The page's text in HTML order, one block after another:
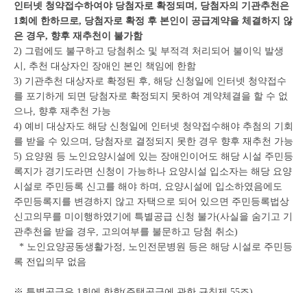
인터넷 청약접수하여야 당첨자로 확정되며, 당첨자의 기관추천은
1회에 한하므로, 당첨자로 확정 후 본인이 공급계약을 체결하지 않
은 경우, 향후 재추천이 불가함
2) 그럼에도 불구하고 당첨취소 및 부적격 처리되어 불이익 발생
시, 추천 대상자인 장애인 본인 책임에 한함
3) 기관추천 대상자로 확정된 후, 해당 신청일에 인터넷 청약접수
를 포기하게 되면 당첨자로 확정되지 못하여 계약체결을 할 수 없
으나, 향후 재추천 가능
4) 예비 대상자도 해당 신청일에 인터넷 청약접수해야 추첨의 기회
를 받을 수 있으며, 당첨자로 결정되지 못한 경우 향후 재추천 가능
5) 요양원 등 노인요양시설에 있는 장애인이어도 해당 시설 주민등
록지가 경기도라면 신청이 가능하나 요양시설 입소자는 해당 요양
시설로 주민등록 신고를 해야 하며, 요양시설에 입소하였음에도
주민등록지를 변경하지 않고 자택으로 되어 있으면 주민등록법상
신고의무를 미이행하였기에 특별공급 신청 불가(사실을 숨기고 기
관추천을 받을 경우, 고의여부를 불문하고 당첨 취소)
* 노인요양공동생활가정, 노인전문병원 등은 해당 시설로 주민등
록 전입의무 없음